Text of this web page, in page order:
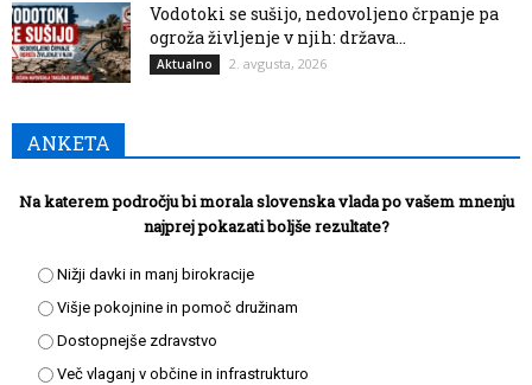
Vodotoki se sušijo, nedovoljeno črpanje pa
ogroža življenje v njih: država...
Aktualno 2. avgusta, 2026
ANKETA
Na katerem področju bi morala slovenska vlada po vašem mnenju
najprej pokazati boljše rezultate?
Nižji davki in manj birokracije
Višje pokojnine in pomoč družinam
Dostopnejše zdravstvo
Več vlaganj v občine in infrastrukturo